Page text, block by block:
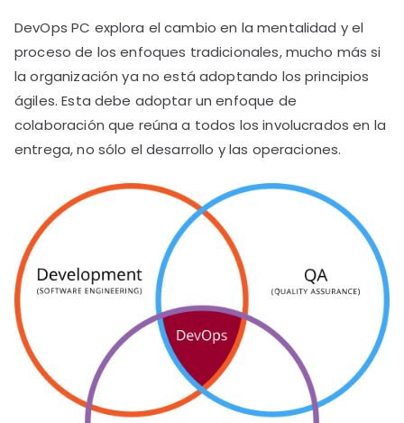
DevOps PC explora el cambio en la mentalidad y el
proceso de los enfoques tradicionales, mucho más si
la organización ya no está adoptando los principios
ágiles. Esta debe adoptar un enfoque de
colaboración que reúna a todos los involucrados en la
entrega, no sólo el desarrollo y las operaciones.